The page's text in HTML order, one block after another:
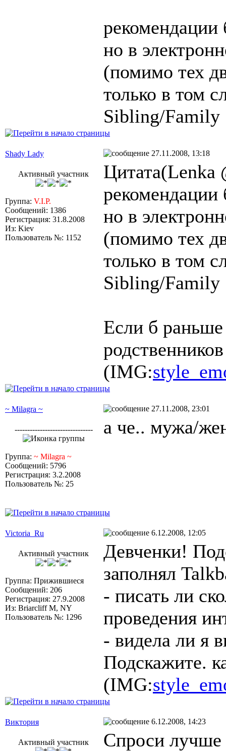
рекомендации
но в
(помимо тех
только в том
Sibling/Family
Shady Lady 27.11.2008, 13:18
Активный участник
Группа: V.I.P.
Сообщений: 1386
Регистрация: 31.8.2008
Из: Kiev
Пользователь №: 1152
Цитата(Lenka
рекомендации
но в
(помимо тех
только в том
Sibling/Family
Если б
(IMG:
~ Milagra ~ 27.11.2008, 23:01
-------------------------------
Группа: ~ Milagra ~
Сообщений: 5796
Регистрация: 3.2.2008
Пользователь №: 25
а че.. мужа/
Victoria_Ru 6.12.2008, 12:05
Активный участник
Группа: Прижившиеся
Сообщений: 206
Регистрация: 27.9.2008
Из: Briarcliff M, NY
Пользователь №: 1296
Девченки!
заполнял
- писать ли
проведения
- видела ли я
Подскажите.
(IMG:
Виктория 6.12.2008, 14:23
Активный участник
Спроси лучше